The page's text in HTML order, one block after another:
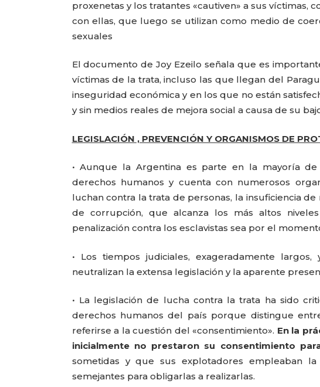
proxenetas y los tratantes «cautiven» a sus víctimas,
con ellas, que luego se utilizan como medio de
sexuales
El documento de Joy Ezeilo señala que es
víctimas de la trata, incluso las que llegan del
inseguridad económica y en los que no están
y sin medios reales de mejora social a causa de su
LEGISLACIÓN , PREVENCIÓN Y ORGANISMOS DE
• Aunque la Argentina es parte en la mayoría
derechos humanos y cuenta con numerosos
luchan contra la trata de personas, la insuficiencia
de corrupción, que alcanza los más altos
penalización contra los esclavistas sea por el
• Los tiempos judiciales, exageradamente
neutralizan la extensa legislación y la aparente
• La legislación de lucha contra la trata ha sido
derechos humanos del país porque distingue
referirse a la cuestión del «consentimiento». En la
inicialmente no prestaron su consentimiento
sometidas y que sus explotadores empleaban
semejantes para obligarlas a realizarlas.